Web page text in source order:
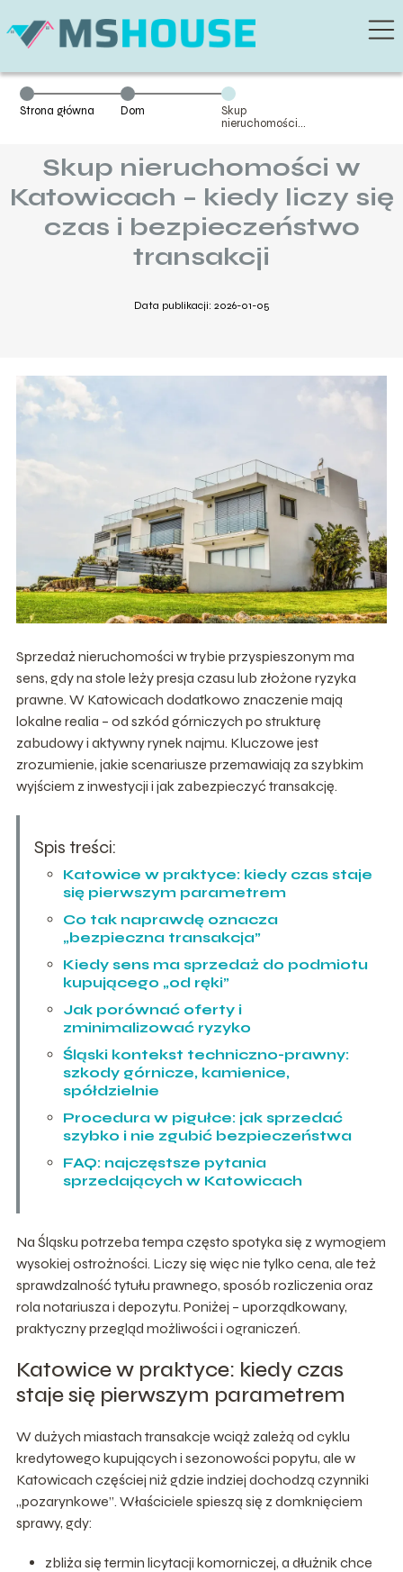
Strona główna Dom
Skup
nieruchomości
czas i
bezpieczeństwo
transakcji
Skup nieruchomości w
Katowicach – kiedy liczy się
czas i bezpieczeństwo
transakcji
Data publikacji: 2026-01-05
Sprzedaż nieruchomości w trybie przyspieszonym ma
sens, gdy na stole leży presja czasu lub złożone ryzyka
prawne. W Katowicach dodatkowo znaczenie mają
lokalne realia – od szkód górniczych po strukturę
zabudowy i aktywny rynek najmu. Kluczowe jest
zrozumienie, jakie scenariusze przemawiają za szybkim
wyjściem z inwestycji i jak zabezpieczyć transakcję.
Spis treści:
Katowice w praktyce: kiedy czas staje
się pierwszym parametrem
Co tak naprawdę oznacza
„bezpieczna transakcja”
Kiedy sens ma sprzedaż do podmiotu
kupującego „od ręki”
Jak porównać oferty i
zminimalizować ryzyko
Śląski kontekst techniczno-prawny:
szkody górnicze, kamienice,
spółdzielnie
Procedura w pigułce: jak sprzedać
szybko i nie zgubić bezpieczeństwa
FAQ: najczęstsze pytania
sprzedających w Katowicach
Na Śląsku potrzeba tempa często spotyka się z wymogiem
wysokiej ostrożności. Liczy się więc nie tylko cena, ale też
sprawdzalność tytułu prawnego, sposób rozliczenia oraz
rola notariusza i depozytu. Poniżej – uporządkowany,
praktyczny przegląd możliwości i ograniczeń.
Katowice w praktyce: kiedy czas
staje się pierwszym parametrem
W dużych miastach transakcje wciąż zależą od cyklu
kredytowego kupujących i sezonowości popytu, ale w
Katowicach częściej niż gdzie indziej dochodzą czynniki
„pozarynkowe”. Właściciele spieszą się z domknięciem
sprawy, gdy:
zbliża się termin licytacji komorniczej, a dłużnik chce